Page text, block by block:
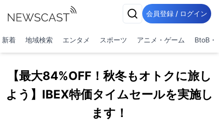
会員登録 / ログイン
新着 地域検索 エンタメ スポーツ アニメ・ゲーム BtoB・
【最大84%OFF！秋冬もオトクに旅し
よう】IBEX特価タイムセールを実施し
ます！